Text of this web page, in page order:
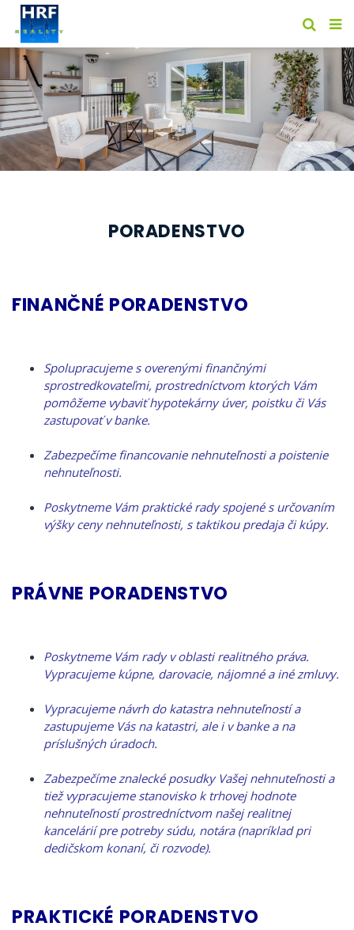
PORADENSTVO
FINANČNÉ PORADENSTVO
Spolupracujeme s overenými finančnými
sprostredkovateľmi, prostredníctvom ktorých Vám
pomôžeme vybaviť hypotekárny úver, poistku či Vás
zastupovať v banke.
Zabezpečíme financovanie nehnuteľnosti a poistenie
nehnuteľnosti.
Poskytneme Vám praktické rady spojené s určovaním
výšky ceny nehnuteľnosti, s taktikou predaja či kúpy.
PRÁVNE PORADENSTVO
Poskytneme Vám rady v oblasti realitného práva.
Vypracujeme kúpne, darovacie, nájomné a iné zmluvy.
Vypracujeme návrh do katastra nehnuteľností a
zastupujeme Vás na katastri, ale i v banke a na
príslušných úradoch.
Zabezpečíme znalecké posudky Vašej nehnuteľnosti a
tiež vypracujeme stanovisko k trhovej hodnote
nehnuteľností prostredníctvom našej realitnej
kancelárií pre potreby súdu, notára (napríklad pri
dedičskom konaní, či rozvode).
PRAKTICKÉ PORADENSTVO